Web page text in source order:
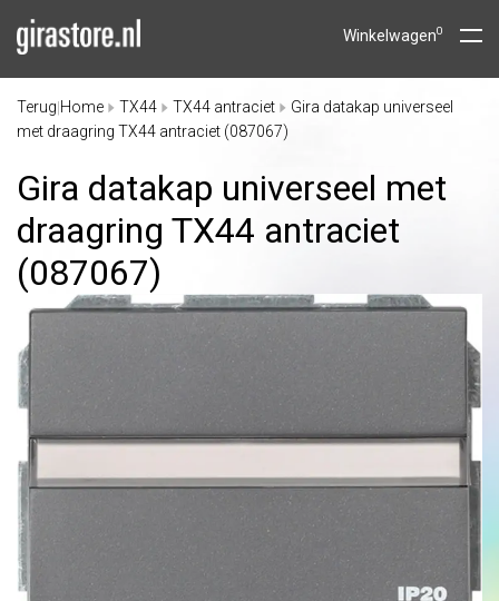
Winkelwagen0
Terug Home TX44 TX44 antraciet
Gira datakap universeel
met draagring TX44 antraciet (087067)
Gira datakap universeel met
draagring TX44 antraciet
(087067)